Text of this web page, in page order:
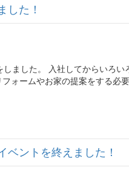
した！
ました。 入社してからいろ
ォームやお家の提案をする必
ベントを終えました！